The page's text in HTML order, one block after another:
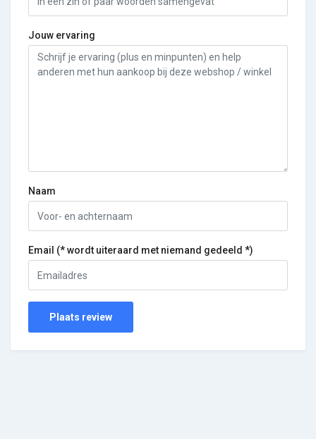
Jouw ervaring
Naam
Email (* wordt uiteraard met niemand gedeeld *)
Plaats review